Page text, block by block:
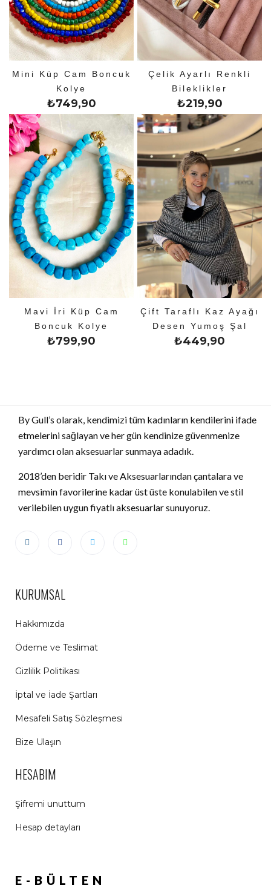
Mini Küp Cam Boncuk
Kolye
₺749,90
Çelik Ayarlı Renkli
Bileklikler
₺219,90
Mavi İri Küp Cam
Boncuk Kolye
₺799,90
Çift Taraflı Kaz Ayağı
Desen Yumoş Şal
₺449,90
By Gull’s olarak, kendimizi tüm kadınların kendilerini ifade
etmelerini sağlayan ve her gün kendinize güvenmenize
yardımcı olan aksesuarlar sunmaya adadık.
2018’den beridir Takı ve Aksesuarlarından çantalara ve
mevsimin favorilerine kadar üst üste konulabilen ve stil
verilebilen uygun fiyatlı aksesuarlar sunuyoruz.
KURUMSAL
Hakkımızda
Ödeme ve Teslimat
Gizlilik Politikası
İptal ve İade Şartları
Mesafeli Satış Sözleşmesi
Bize Ulaşın
HESABIM
Şifremi unuttum
Hesap detayları
E-BÜLTEN